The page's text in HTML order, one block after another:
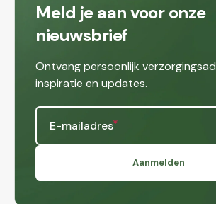
Meld je aan voor onze
nieuwsbrief
Ontvang persoonlijk
inspiratie en updates.
E-mailadres
Aanmelden